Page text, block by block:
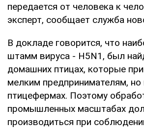
передается от человека к
эксперт, сообщает служба
В докладе говорится, что
штамм вируса - H5N1, был
домашних птицах, которые
мелким предпринимателям, но
птицефермах. Поэтому
промышленных масштабах
производиться при